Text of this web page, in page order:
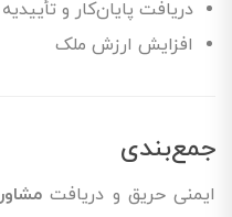
دریافت پایان‌کار و
افزایش ارزش ملک
جمع‌بندی
ایمنی حریق و دریافت